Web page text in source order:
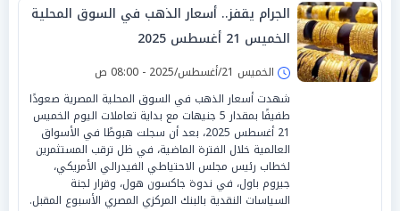
الجرام يقفز.. أسعار الذهب في السوق المحلية
الخميس 21 أغسطس 2025
الخميس 21/أغسطس/2025 - 08:00 ص
شهدت أسعار الذهب في السوق المحلية المصرية صعودًا
طفيفًا بمقدار 5 جنيهات مع بداية تعاملات اليوم الخميس
21 أغسطس 2025، بعد أن سجلت هبوطًا في الأسواق
العالمية خلال الفترة الماضية، في ظل ترقب المستثمرين
لخطاب رئيس مجلس الاحتياطي الفيدرالي الأمريكي،
جيروم باول، في ندوة جاكسون هول، وقرار لجنة
السياسات النقدية بالبنك المركزي المصري الأسبوع المقبل.